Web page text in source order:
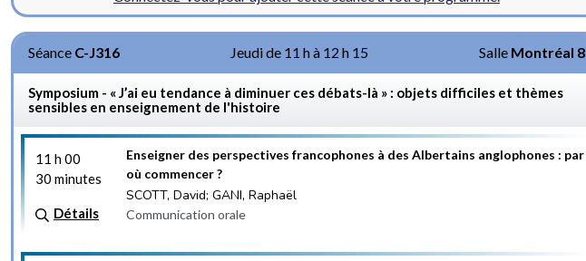
Séance C-J316 Jeudi de 11 h à 12 h 15 Salle Montréal 8
Symposium - « J’ai eu tendance à diminuer ces débats-là » : objets difficiles et thèmes
sensibles en enseignement de l'histoire
11 h 00
30 minutes
Détails
Enseigner des perspectives francophones à des Albertains anglophones : par
où commencer ?
SCOTT, David; GANI, Raphaël
Communication orale